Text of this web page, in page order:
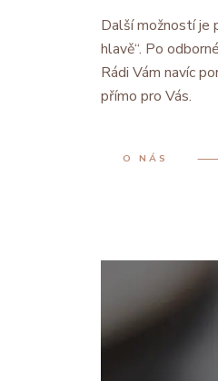
Další možností je
hlavě“. Po
Rádi Vám navíc
přímo pro Vás.
O NÁS